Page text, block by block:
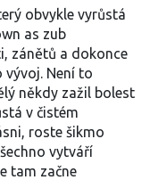
obvykle vyrůstá
as zub
zánětů a dokonce
vývoj. Není to
někdy zažil bolest
v čistém
roste šikmo
vytváří
tam začne